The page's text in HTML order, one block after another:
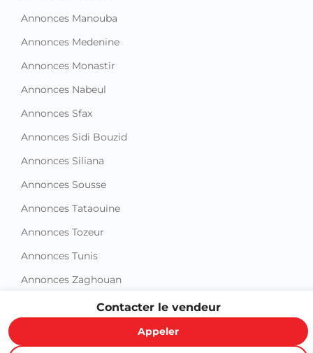
Contacter le vendeur
Appeler
Annonces Monastir
Annonces Nabeul
Annonces Sfax
Annonces Sidi Bouzid
Annonces Siliana
Annonces Sousse
Annonces Tataouine
Annonces Tozeur
Annonces Tunis
Annonces Zaghouan
Proxity.tn est une plateforme tunisienne de petites annonces